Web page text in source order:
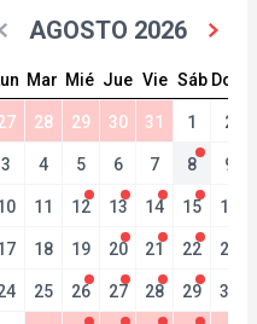
AGOSTO 2026
Mar Mié Jue Vie Sáb Dom
28 29 30 31 1 2
3 4 5 6 7 8 9
11 12 13 14 15 16
18 19 20 21 22 23
25 26 27 28 29 30